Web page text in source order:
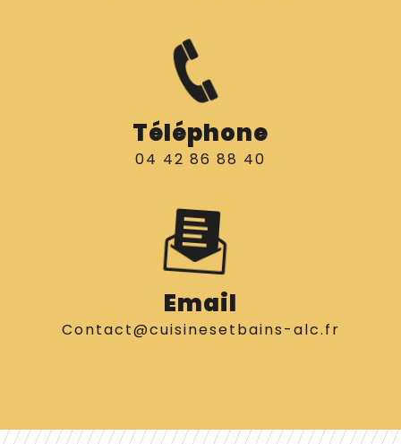
Téléphone
04 42 86 88 40
Email
contact@cuisinesetbains-alc.fr